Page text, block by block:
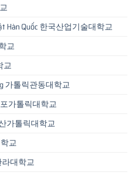
Hàn Quốc 한국산업기술대학교
교
교
가톨릭관동대학교
포가톨릭대학교
가톨릭대학교
교
라대학교